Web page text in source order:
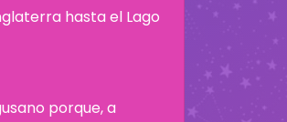
hasta el Lago
porque, a